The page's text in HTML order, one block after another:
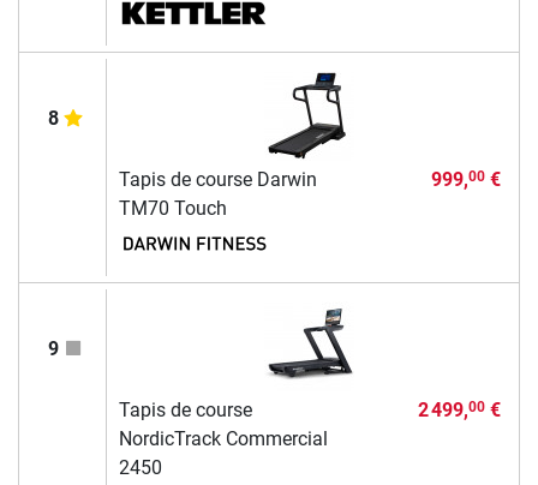
8
Tapis de course Darwin
TM70 Touch
999,00€
9
Tapis de course
NordicTrack Commercial
2450
2 499,00€